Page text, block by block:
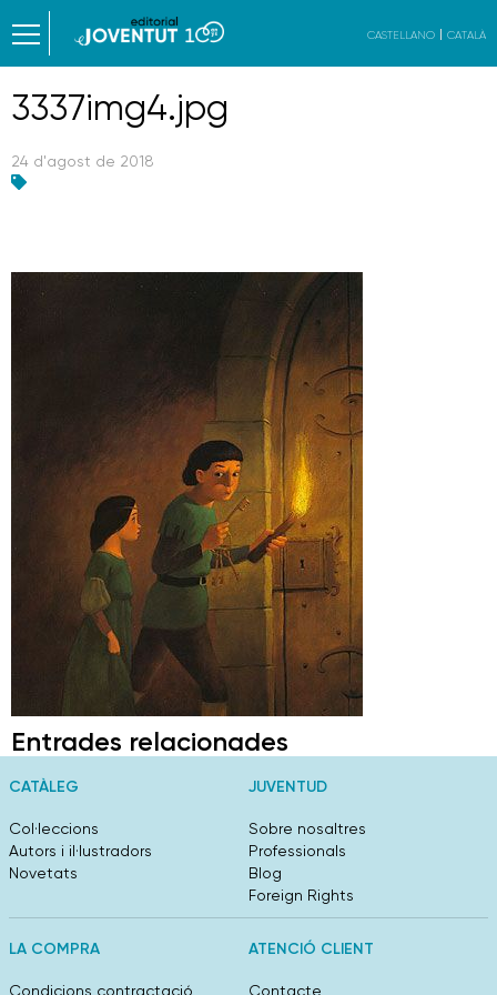
CASTELLANO CATALÀ
3337img4.jpg
24 d'agost de 2018
Entrades relacionades
CATÀLEG
Col·leccions
Autors i il·lustradors
Novetats
JUVENTUD
Sobre nosaltres
Professionals
Blog
Foreign Rights
LA COMPRA
Condicions contractació
ATENCIÓ CLIENT
Contacte